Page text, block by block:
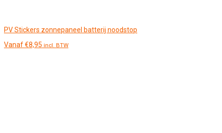
PV Stickers zonnepaneel batterij noodstop
Vanaf€8,95 incl. BTW